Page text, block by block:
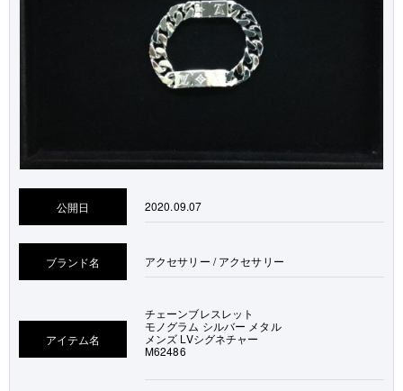
公開日 2020.09.07
ブランド名 アクセサリー / アクセサリー
アイテム名
チェーンブレスレット
モノグラム シルバー メタル
メンズ LVシグネチャー
M62486